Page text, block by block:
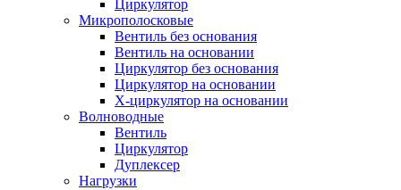
Циркулятор
Микрополосковые
Вентиль без основания
Вентиль на основании
Циркулятор без основания
Циркулятор на основании
Х-циркулятор на основании
Волноводные
Вентиль
Циркулятор
Дуплексер
Нагрузки